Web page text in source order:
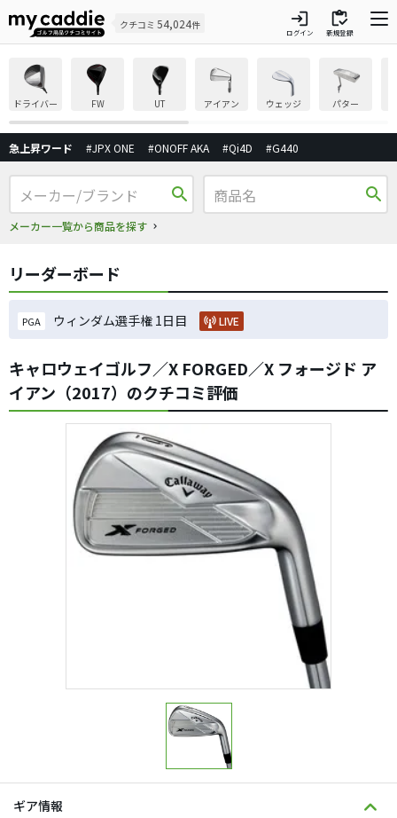
クチコミ 54,024件 login
ログイン
inventory
新規登録
ドライバー FW UT アイアン ウェッジ パター
急上昇ワード #JPX ONE #ONOFF AKA #Qi4D #G440
search
メーカー一覧から商品を探す
search
リーダーボード
PGA ウィンダム選手権 1日目 LIVE
キャロウェイゴルフ／X FORGED／X フォージド ア
イアン（2017）のクチコミ評価
ギア情報